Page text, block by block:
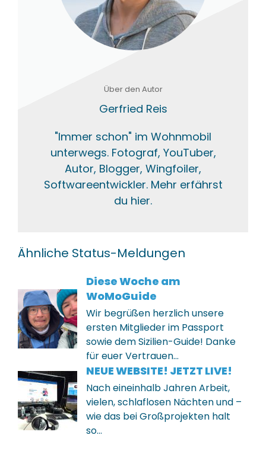
Über den Autor
Gerfried Reis
"Immer schon" im Wohnmobil
unterwegs. Fotograf, YouTuber,
Autor, Blogger, Wingfoiler,
Softwareentwickler. Mehr erfährst
du hier.
Ähnliche Status-Meldungen
Diese Woche am
WoMoGuide
Wir begrüßen herzlich unsere
ersten Mitglieder im Passport
sowie dem Sizilien-Guide! Danke
für euer Vertrauen…
NEUE WEBSITE! JETZT LIVE!
Nach eineinhalb Jahren Arbeit,
vielen, schlaflosen Nächten und –
wie das bei Großprojekten halt
so…